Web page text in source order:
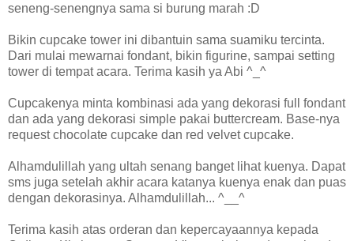
seneng-senengnya sama si burung marah :D
Bikin cupcake tower ini dibantuin sama suamiku tercinta.
Dari mulai mewarnai fondant, bikin figurine, sampai setting
tower di tempat acara. Terima kasih ya Abi ^_^
Cupcakenya minta kombinasi ada yang dekorasi full fondant
dan ada yang dekorasi simple pakai buttercream. Base-nya
request chocolate cupcake dan red velvet cupcake.
Alhamdulillah yang ultah senang banget lihat kuenya. Dapat
sms juga setelah akhir acara katanya kuenya enak dan puas
dengan dekorasinya. Alhamdulillah... ^__^
Terima kasih atas orderan dan kepercayaannya kepada